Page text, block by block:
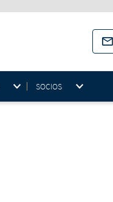
SOCIOS